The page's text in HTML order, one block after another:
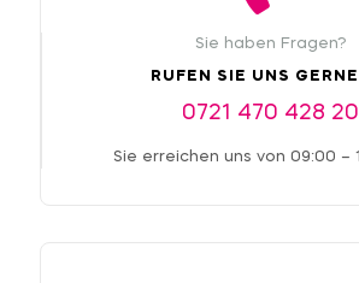
Sie haben Fragen?
RUFEN SIE UNS
0721 470 428 20
Sie erreichen uns von 09:00 –